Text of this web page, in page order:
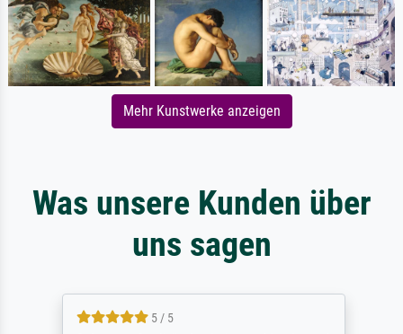
Mehr Kunstwerke anzeigen
Was unsere Kunden über
uns sagen
5 / 5